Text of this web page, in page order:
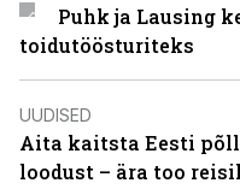
Puhk ja Lausing
toidutöösturiteks
UUDISED
Aita kaitsta Eesti
loodust – ära too